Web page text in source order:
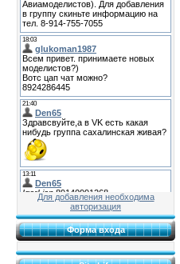
Для добавления необходима
авторизация
Форма входа